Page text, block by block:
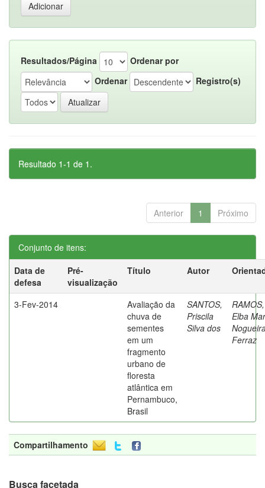
Resultados/Página
Ordenar por
Ordenar
Registro(s)
Resultado 1-1 de 1.
Anterior 1 Próximo
Conjunto de itens:
Data de
defesa
Pré-
visualização
Título Autor
3-Fev-2014
Avaliação da
chuva de
sementes
em um
fragmento
urbano de
floresta
atlântica em
Pernambuco,
Brasil
SANTOS,
Priscila
Silva dos
RAMOS,
Elba
Ferraz
Compartilhamento
Busca facetada